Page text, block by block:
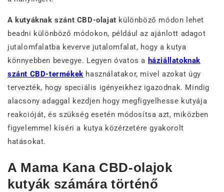
A kutyáknak szánt CBD-olajat különböző módon lehet
beadni különböző módokon, például az ajánlott adagot
jutalomfalatba keverve jutalomfalat, hogy a kutya
könnyebben bevegye. Legyen óvatos a háziállatoknak
szánt CBD-termékek használatakor, mivel azokat úgy
tervezték, hogy speciális igényeikhez igazodnak. Mindig
alacsony adaggal kezdjen hogy megfigyelhesse kutyája
reakcióját, és szükség esetén módosítsa azt, miközben
figyelemmel kíséri a kutya közérzetére gyakorolt
hatásokat.
A Mama Kana CBD-olajok
kutyák számára történő